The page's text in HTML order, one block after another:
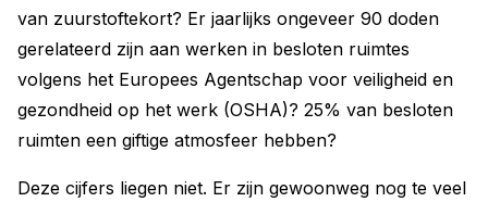
van zuurstoftekort? Er jaarlijks ongeveer 90 doden
gerelateerd zijn aan werken in besloten ruimtes
volgens het Europees Agentschap voor veiligheid en
gezondheid op het werk (OSHA)? 25% van besloten
ruimten een giftige atmosfeer hebben?
Deze cijfers liegen niet. Er zijn gewoonweg nog te veel